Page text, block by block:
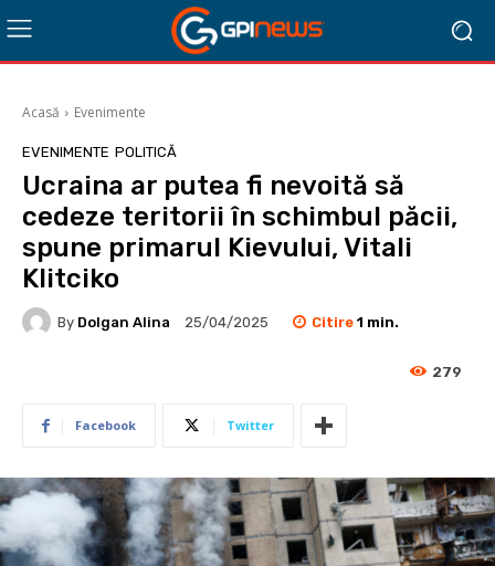
Acasă Evenimente
EVENIMENTE POLITICĂ
Ucraina ar putea fi nevoită să
cedeze teritorii în schimbul păcii,
spune primarul Kievului, Vitali
Klitciko
By Dolgan Alina 25/04/2025 Citire 1 min.
279
Facebook Twitter